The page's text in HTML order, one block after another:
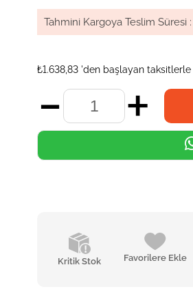
Tahmini Kargoya Teslim Süresi :
₺1.638,83 'den başlayan taksitlerle
Kritik Stok Favorilere Ekle